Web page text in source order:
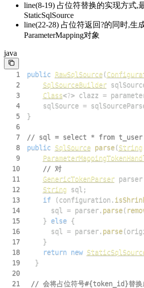
line(8-19) 占位符替换的实现方式,
StaticSqlSource
line(22-28) 占位符返回?的同时,生
ParameterMapping对象
java
1 public RawSqlSource(
2
SqlSourceBuilder
3
Class<?> clazz =
4
    sqlSource
=
5
}
6
7
// sql = select * from t_user
8
public SqlSource parse(String
9
10
// 对
11
GenericTokenParser parser
12
String sql ;
13
if (configuration .
14
      sql
= parser. parse(
15
} else {
16
      sql
= parser. parse(
17
}
18
return new
19
}
20
21
// 会将占位符号#{token_id}替换